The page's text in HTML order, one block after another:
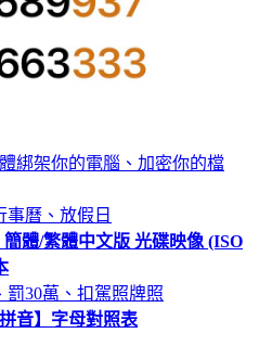
綁架你的電腦、加密你的檔
事曆、放假日
體/繁體中文版 光碟映像 (ISO
罰30萬、扣駕照牌照
音】字母對照表